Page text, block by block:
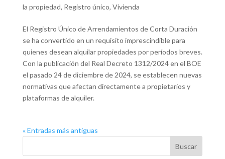
la propiedad, Registro único, Vivienda
El Registro Único de Arrendamientos de Corta Duración
se ha convertido en un requisito imprescindible para
quienes desean alquilar propiedades por períodos breves.
Con la publicación del Real Decreto 1312/2024 en el BOE
el pasado 24 de diciembre de 2024, se establecen nuevas
normativas que afectan directamente a propietarios y
plataformas de alquiler.
« Entradas más antiguas